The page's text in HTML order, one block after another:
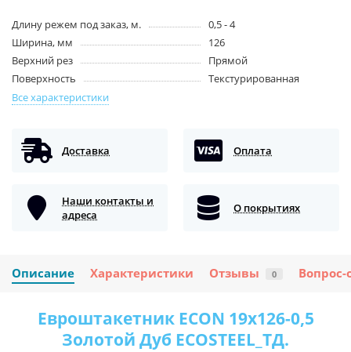
Длину режем под заказ, м.
0,5 - 4
Ширина, мм
126
Верхний рез
Прямой
Поверхность
Текстурированная
Все характеристики
Доставка Оплата
Наши контакты и
адреса
О покрытиях
Описание Характеристики Отзывы 0 Вопрос-
Евроштакетник ECON 19х126-0,5
Золотой Дуб ECOSTEEL_ТД.